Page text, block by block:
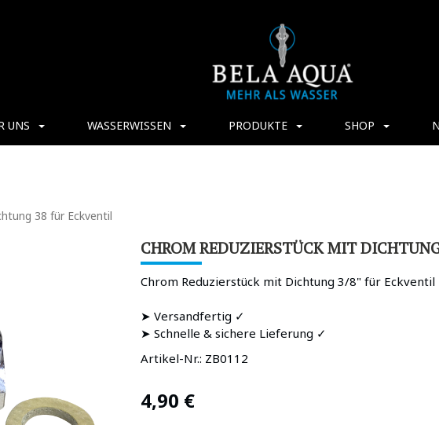
UNS WASSERWISSEN PRODUKTE SHOP
38 für Eckventil
CHROM REDUZIERSTÜCK MIT
Chrom Reduzierstück mit Dichtung 3/8" für Eckventil
➤ Versandfertig ✓
➤ Schnelle & sichere Lieferung ✓
Artikel-Nr.: ZB0112
4,90 €